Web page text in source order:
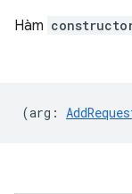
Hàm
(arg :